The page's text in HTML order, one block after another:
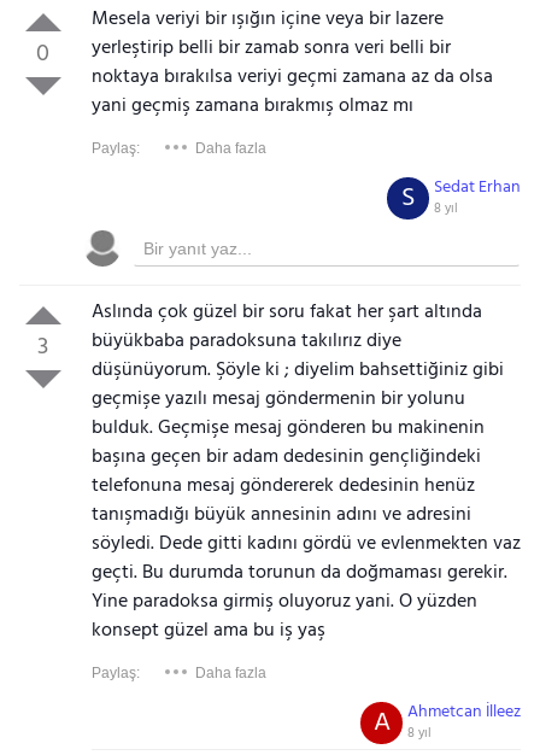
0
Mesela veriyi bir ışığın içine veya bir lazere
yerleştirip belli bir zamab sonra veri belli bir
noktaya bırakılsa veriyi geçmi zamana az da olsa
yani geçmiş zamana bırakmış olmaz mı
Paylaş: Daha fazla
Sedat Erhan
8 yıl
S
3
Aslında çok güzel bir soru fakat her şart altında
büyükbaba paradoksuna takılırız diye
düşünüyorum. Şöyle ki ; diyelim bahsettiğiniz gibi
geçmişe yazılı mesaj göndermenin bir yolunu
bulduk. Geçmişe mesaj gönderen bu makinenin
başına geçen bir adam dedesinin gençliğindeki
telefonuna mesaj göndererek dedesinin henüz
tanışmadığı büyük annesinin adını ve adresini
söyledi. Dede gitti kadını gördü ve evlenmekten vaz
geçti. Bu durumda torunun da doğmaması gerekir.
Yine paradoksa girmiş oluyoruz yani. O yüzden
konsept güzel ama bu iş yaş
Paylaş: Daha fazla
Ahmetcan İlleez
8 yıl
A